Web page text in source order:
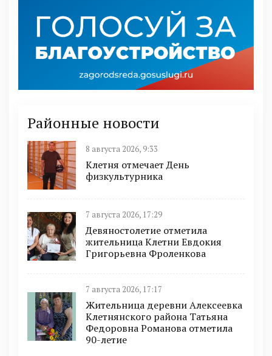
Районные новости
8 августа 2026, 9:33
Клетня отмечает День
физкультурника
7 августа 2026, 17:29
Девяностолетие отметила
жительница Клетни Евдокия
Григорьевна Фроленкова
7 августа 2026, 17:17
Жительница деревни Алексеевка
Клетнянского района Татьяна
Федоровна Романова отметила
90-летие